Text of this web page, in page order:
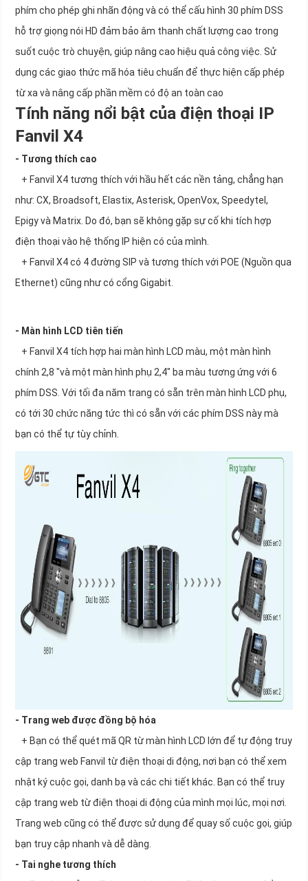
phím cho phép ghi nhãn động và có thể cấu hình 30 phím DSS
hỗ trợ giọng nói HD đảm bảo âm thanh chất lượng cao trong
suốt cuộc trò chuyện, giúp nâng cao hiệu quả công việc. Sử
dụng các giao thức mã hóa tiêu chuẩn để thực hiện cấp phép
từ xa và nâng cấp phần mềm có độ an toàn cao
Tính năng nổi bật của điện thoại IP
Fanvil X4
- Tương thích cao
+ Fanvil X4 tương thích với hầu hết các nền tảng, chẳng hạn
như: CX, Broadsoft, Elastix, Asterisk, OpenVox, Speedytel,
Epigy và Matrix. Do đó, bạn sẽ không gặp sự cố khi tích hợp
điện thoại vào hệ thống IP hiện có của mình.
+ Fanvil X4 có 4 đường SIP và tương thích với POE (Nguồn qua
Ethernet) cũng như có cổng Gigabit.
- Màn hình LCD tiên tiến
+ Fanvil X4 tích hợp hai màn hình LCD màu, một màn hình
chính 2,8 "và một màn hình phụ 2,4" ba màu tương ứng với 6
phím DSS. Với tối đa năm trang có sẵn trên màn hình LCD phụ,
có tới 30 chức năng tức thì có sẵn với các phím DSS này mà
bạn có thể tự tùy chỉnh.
- Trang web được đồng bộ hóa
+ Bạn có thể quét mã QR từ màn hình LCD lớn để tự động truy
cập trang web Fanvil từ điện thoại di động, nơi bạn có thể xem
nhật ký cuộc gọi, danh bạ và các chi tiết khác. Bạn có thể truy
cập trang web từ điện thoại di động của mình mọi lúc, mọi nơi.
Trang web cũng có thể được sử dụng để quay số cuộc gọi, giúp
bạn truy cập nhanh và dễ dàng.
- Tai nghe tương thích